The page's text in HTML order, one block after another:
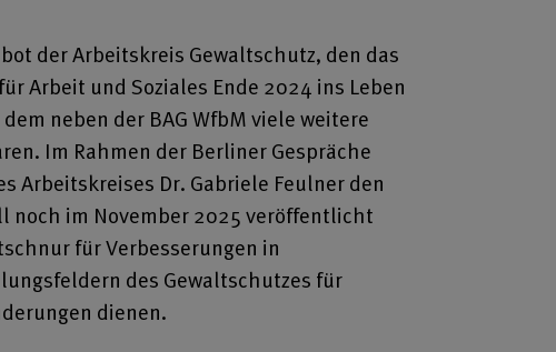
der Arbeitskreis Gewaltschutz, den das
Arbeit und Soziales Ende 2024 ins Leben
neben der BAG WfbM viele weitere
Im Rahmen der Berliner Gespräche
Arbeitskreises Dr. Gabriele Feulner den
noch im November 2025 veröffentlicht
für Verbesserungen in
des Gewaltschutzes für
dienen.